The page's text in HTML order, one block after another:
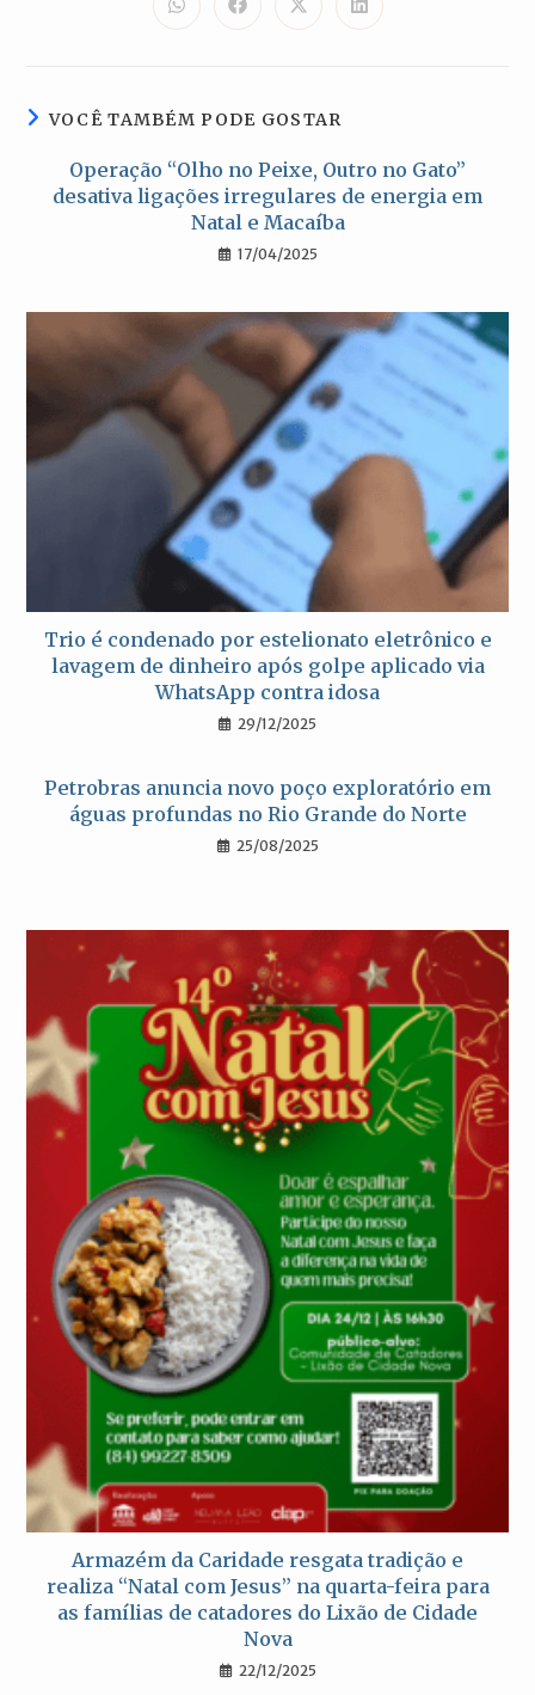
Abre
em
nova
Abre
em
nova
Abre
em
nova
Abre
em
nova
VOCÊ TAMBÉM PODE GOSTAR
Operação “Olho no Peixe, Outro no Gato”
desativa ligações irregulares de energia em
Natal e Macaíba
17/04/2025
Trio é condenado por estelionato eletrônico e
lavagem de dinheiro após golpe aplicado via
WhatsApp contra idosa
29/12/2025
Petrobras anuncia novo poço exploratório em
águas profundas no Rio Grande do Norte
25/08/2025
Armazém da Caridade resgata tradição e
realiza “Natal com Jesus” na quarta-feira para
as famílias de catadores do Lixão de Cidade
Nova
22/12/2025